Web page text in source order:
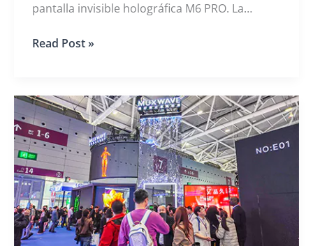
pantalla invisible holográfica M6 PRO. La
atención del sector y congregó a numeroso
Reseña
La
pantalla
invisible
holográfica
del
M6
PRO
atrae
la
atención
mundial
Read Post »